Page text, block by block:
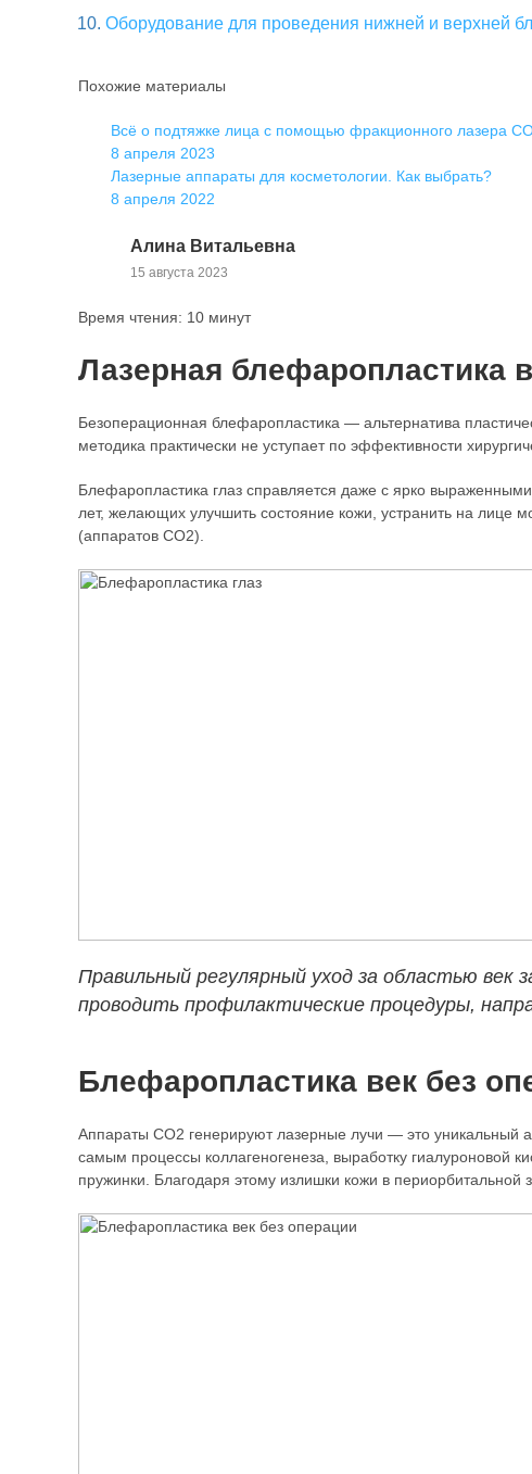
Оборудование для проведения нижней и верхней
Похожие материалы
Всё о подтяжке лица с помощью фракционного лазера
8 апреля 2023
Лазерные аппараты для косметологии. Как выбрать?
8 апреля 2022
Алина Витальевна
15 августа 2023
Время чтения: 10 минут
Лазерная блефаропластика
Безоперационная блефаропластика — альтернатива
методика практически не уступает по эффективности
Блефаропластика глаз справляется даже с ярко
лет, желающих улучшить состояние кожи, устранить на
(аппаратов CO2).
Правильный регулярный уход за областью
проводить профилактические процедуры,
Блефаропластика век без
Аппараты CO2 генерируют лазерные лучи — это уникальный
самым процессы коллагеногенеза, выработку гиалуроновой
пружинки. Благодаря этому излишки кожи в